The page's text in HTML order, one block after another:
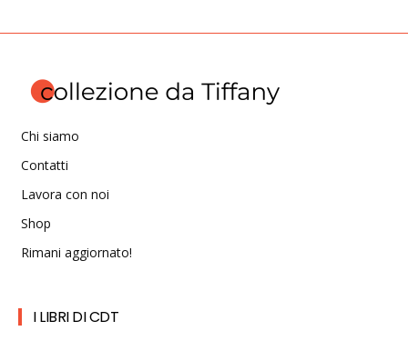
Chi siamo
Contatti
Lavora con noi
Shop
Rimani aggiornato!
I LIBRI DI CDT